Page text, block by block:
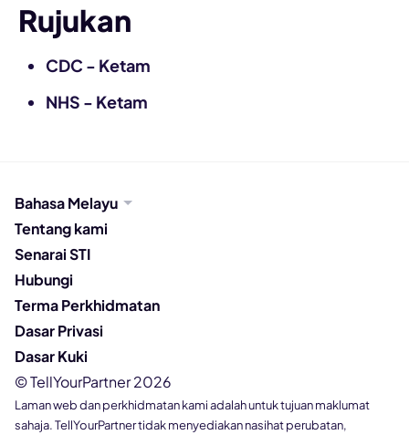
Rujukan
CDC - Ketam
NHS - Ketam
Bahasa Melayu
Tentang kami
Senarai STI
Hubungi
Terma Perkhidmatan
Dasar Privasi
Dasar Kuki
© TellYourPartner 2026
Laman web dan perkhidmatan kami adalah untuk tujuan maklumat
sahaja. TellYourPartner tidak menyediakan nasihat perubatan,